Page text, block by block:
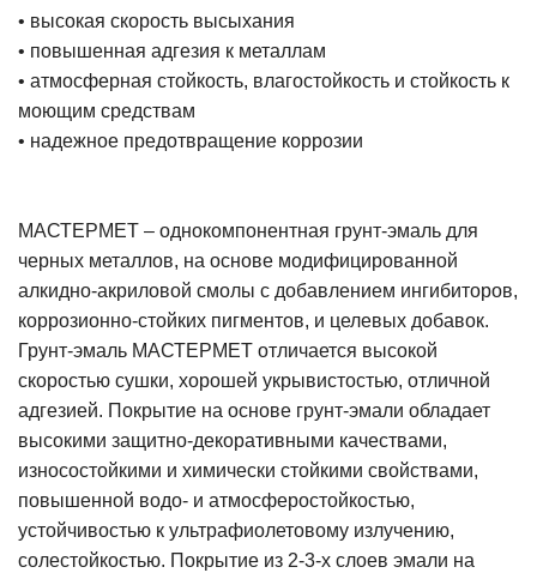
• высокая скорость высыхания
• повышенная адгезия к металлам
• атмосферная стойкость, влагостойкость и стойкость к
моющим средствам
• надежное предотвращение коррозии
МАСТЕРМЕТ – однокомпонентная грунт-эмаль для
черных металлов, на основе модифицированной
алкидно-акриловой смолы с добавлением ингибиторов,
коррозионно-стойких пигментов, и целевых добавок.
Грунт-эмаль МАСТЕРМЕТ отличается высокой
скоростью сушки, хорошей укрывистостью, отличной
адгезией. Покрытие на основе грунт-эмали обладает
высокими защитно-декоративными качествами,
износостойкими и химически стойкими свойствами,
повышенной водо- и атмосферостойкостью,
устойчивостью к ультрафиолетовому излучению,
солестойкостью. Покрытие из 2-3-х слоев эмали на